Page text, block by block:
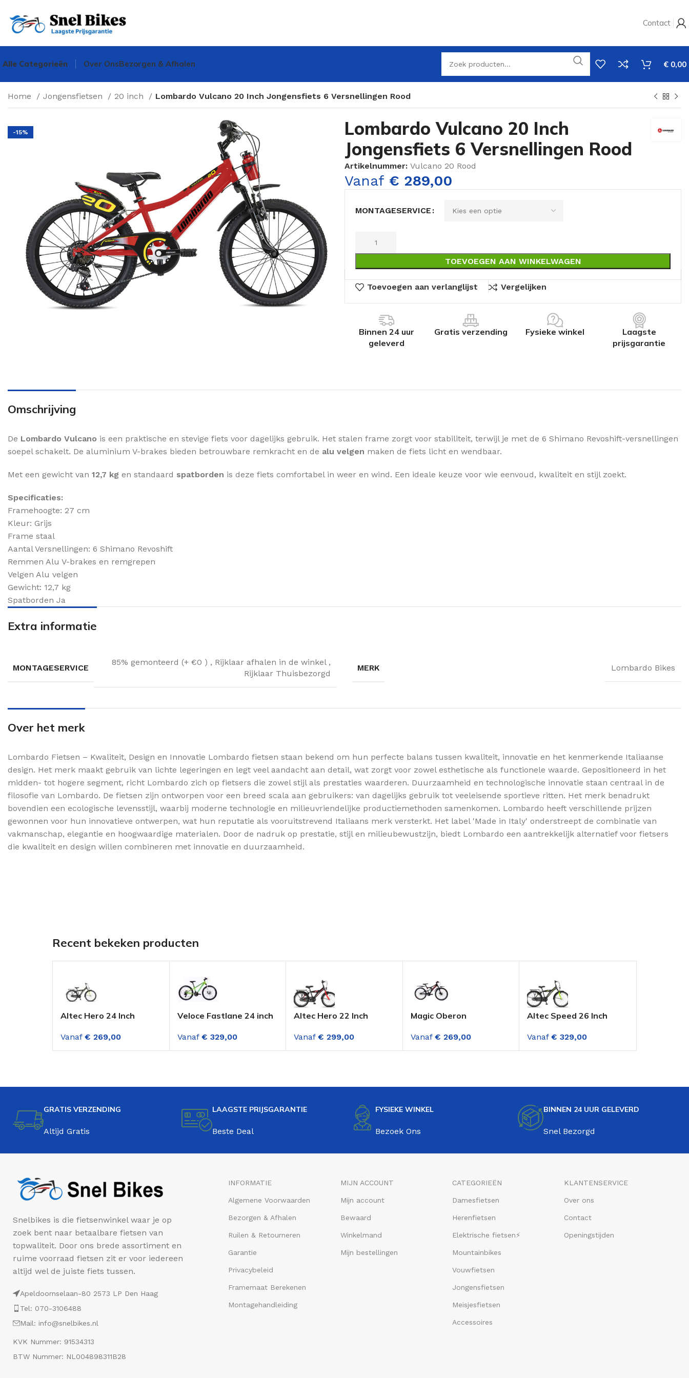
Contact
Alle Categorieën Over OnsBezorgen & Afhalen € 0,00
Home Jongensfietsen 20 inch Lombardo Vulcano 20 Inch Jongensfiets 6 Versnellingen Rood
-15%
Lombardo Vulcano 20 Inch
Jongensfiets 6 Versnellingen Rood
Artikelnummer: Vulcano 20 Rood
Vanaf € 289,00
MONTAGESERVICE
TOEVOEGEN AAN WINKELWAGEN
Toevoegen aan verlanglijst Vergelijken
Binnen 24 uur
geleverd
Gratis verzending Fysieke winkel
Laagste
prijsgarantie
Omschrijving
De Lombardo Vulcano is een praktische en stevige fiets voor dagelijks gebruik. Het stalen frame zorgt voor stabiliteit, terwijl je met de 6 Shimano Revoshift-versnellingen
soepel schakelt. De aluminium V-brakes bieden betrouwbare remkracht en de alu velgen maken de fiets licht en wendbaar.
Met een gewicht van 12,7 kg en standaard spatborden is deze fiets comfortabel in weer en wind. Een ideale keuze voor wie eenvoud, kwaliteit en stijl zoekt.
Specificaties:
Framehoogte: 27 cm
Kleur: Grijs
Frame staal
Aantal Versnellingen: 6 Shimano Revoshift
Remmen Alu V-brakes en remgrepen
Velgen Alu velgen
Gewicht: 12,7 kg
Spatborden Ja
Extra informatie
MONTAGESERVICE
85% gemonteerd (+ €0 ) , Rijklaar afhalen in de winkel ,
Rijklaar Thuisbezorgd
MERK Lombardo Bikes
Over het merk
Lombardo Fietsen – Kwaliteit, Design en Innovatie Lombardo fietsen staan bekend om hun perfecte balans tussen kwaliteit, innovatie en het kenmerkende Italiaanse
design. Het merk maakt gebruik van lichte legeringen en legt veel aandacht aan detail, wat zorgt voor zowel esthetische als functionele waarde. Gepositioneerd in het
midden- tot hogere segment, richt Lombardo zich op fietsers die zowel stijl als prestaties waarderen. Duurzaamheid en technologische innovatie staan centraal in de
filosofie van Lombardo. De fietsen zijn ontworpen voor een breed scala aan gebruikers: van dagelijks gebruik tot veeleisende sportieve ritten. Het merk benadrukt
bovendien een ecologische levensstijl, waarbij moderne technologie en milieuvriendelijke productiemethoden samenkomen. Lombardo heeft verschillende prijzen
gewonnen voor hun innovatieve ontwerpen, wat hun reputatie als vooruitstrevend Italiaans merk versterkt. Het label 'Made in Italy' onderstreept de combinatie van
vakmanschap, elegantie en hoogwaardige materialen. Door de nadruk op prestatie, stijl en milieubewustzijn, biedt Lombardo een aantrekkelijk alternatief voor fietsers
die kwaliteit en design willen combineren met innovatie en duurzaamheid.
Recent bekeken producten
Altec Hero 24 Inch
Vanaf € 269,00
Veloce Fastlane 24 inch
Groen met schijfremmen
Vanaf € 329,00
Altec Hero 22 Inch
Vanaf € 299,00
Magic Oberon
Versnellingen Mat
Zwart Rood
Vanaf € 269,00
Altec Speed 26 Inch
versnellinge Lime Green
Vanaf € 329,00
GRATIS VERZENDING
Altijd Gratis
LAAGSTE PRIJSGARANTIE
Beste Deal
FYSIEKE WINKEL
Bezoek Ons
BINNEN 24 UUR GELEVERD
Snel Bezorgd
Snelbikes is die fietsenwinkel waar je op
zoek bent naar betaalbare fietsen van
topwaliteit. Door ons brede assortiment en
ruime voorraad fietsen zit er voor iedereen
altijd wel de juiste fiets tussen.
Apeldoornselaan-80 2573 LP Den Haag
Tel: 070-3106488
Mail: info@snelbikes.nl
KVK Nummer: 91534313
BTW Nummer: NL004898311B28
INFORMATIE
Algemene Voorwaarden
Bezorgen & Afhalen
Ruilen & Retourneren
Garantie
Privacybeleid
Framemaat Berekenen
Montagehandleiding
MIJN ACCOUNT
Mijn account
Bewaard
Winkelmand
Mijn bestellingen
CATEGORIEËN
Damesfietsen
Herenfietsen
Elektrische fietsen⚡
Mountainbikes
Vouwfietsen
Jongensfietsen
Meisjesfietsen
Accessoires
KLANTENSERVICE
Over ons
Contact
Openingstijden